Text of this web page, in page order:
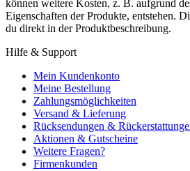
können weitere Kosten, z. B. aufgrund
Eigenschaften der Produkte, entstehen.
du direkt in der Produktbeschreibung.
Hilfe & Support
Mein Kundenkonto
Meine Bestellung
Zahlungsmöglichkeiten
Versand & Lieferung
Rücksendungen &
Aktionen & Gutscheine
Weitere Fragen?
Firmenkunden